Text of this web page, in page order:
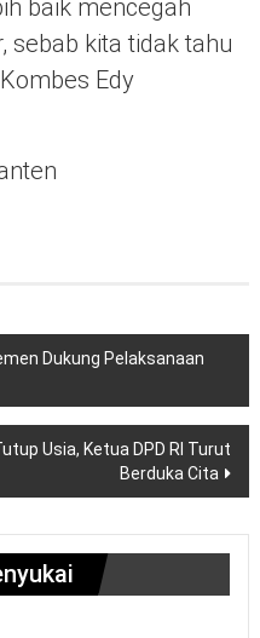
baik mencegah
sebab kita tidak tahu
Edy
Dukung Pelaksanaan
Usia, Ketua DPD RI Turut
Berduka Cita